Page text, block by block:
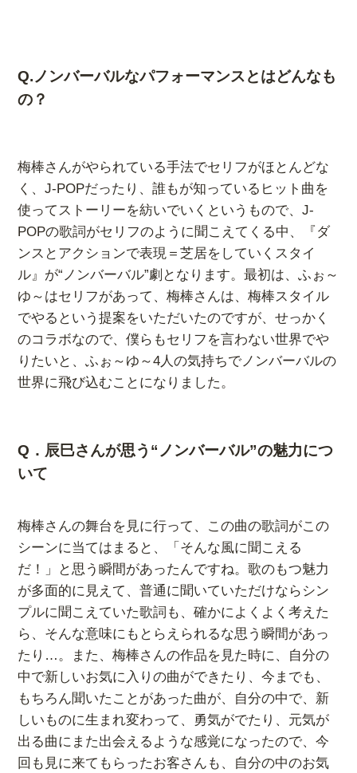
Q.ノンバーバルなパフォーマンスとはどんなも
の？
梅棒さんがやられている手法でセリフがほとんどな
く、J-POPだったり、誰もが知っているヒット曲を
使ってストーリーを紡いでいくというもので、J-
POPの歌詞がセリフのように聞こえてくる中、『ダ
ンスとアクションで表現＝芝居をしていくスタイ
ル』が“ノンバーバル”劇となります。最初は、ふぉ～
ゆ～はセリフがあって、梅棒さんは、梅棒スタイル
でやるという提案をいただいたのですが、せっかく
のコラボなので、僕らもセリフを言わない世界でや
りたいと、ふぉ～ゆ～4人の気持ちでノンバーバルの
世界に飛び込むことになりました。
Q．辰巳さんが思う“ノンバーバル”の魅力につ
いて
梅棒さんの舞台を見に行って、この曲の歌詞がこの
シーンに当てはまると、「そんな風に聞こえる
だ！」と思う瞬間があったんですね。歌のもつ魅力
が多面的に見えて、普通に聞いていただけならシン
プルに聞こえていた歌詞も、確かによくよく考えた
ら、そんな意味にもとらえられるな思う瞬間があっ
たり…。また、梅棒さんの作品を見た時に、自分の
中で新しいお気に入りの曲ができたり、今までも、
もちろん聞いたことがあった曲が、自分の中で、新
しいものに生まれ変わって、勇気がでたり、元気が
出る曲にまた出会えるような感覚になったので、今
回も見に来てもらったお客さんも、自分の中のお気